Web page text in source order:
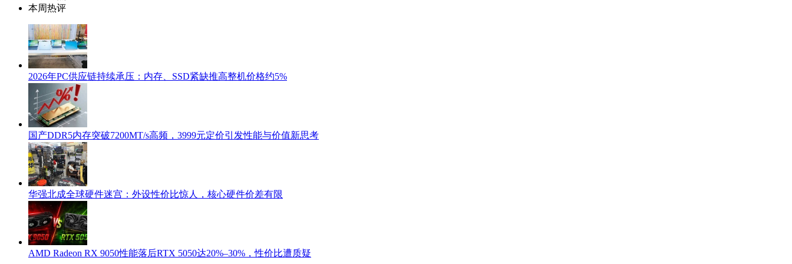
本周热评
2026年PC供应链持续承压：内存、SSD紧缺推高整机价格约5%
国产DDR5内存突破7200MT/s高频，3999元定价引发性能与价值新思考
华强北成全球硬件迷宫：外设性价比惊人，核心硬件价差有限
AMD Radeon RX 9050性能落后RTX 5050达20%–30%，性价比遭质疑